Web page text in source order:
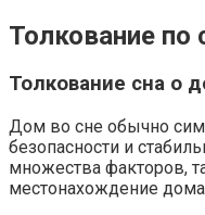
Толкование
Толкование сна о
Дом во сне обычно
безопасности и
множества факторов,
местонахождение